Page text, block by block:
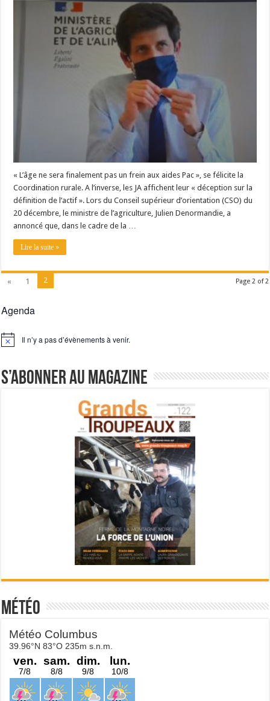
Les canicules freinent la collecte laitière
« L’âge ne sera finalement pas un frein aux aides Pac », se félicite la
Coordination rurale. A l’inverse, les JA affichent leur « déception sur la
définition de l’actif ». Lors du Conseil supérieur d’orientation (CSO) du
20 décembre, le ministre de l’agriculture, Julien Denormandie, a
annoncé que, dans le cadre de la …
Lire la suite »
Page 2 of 2
« 1 2
Agenda
Notice Il n’y a pas d’évènements à venir.
S’abonner au magazine
Météo